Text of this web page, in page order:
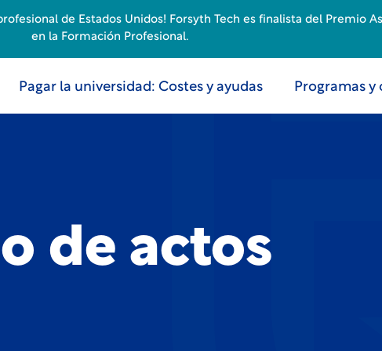
Pagar la universidad: Costes y ayudas Programas y
de actos
de Estados Unidos! Forsyth Tech es finalista del Premio
en la Formación Profesional.